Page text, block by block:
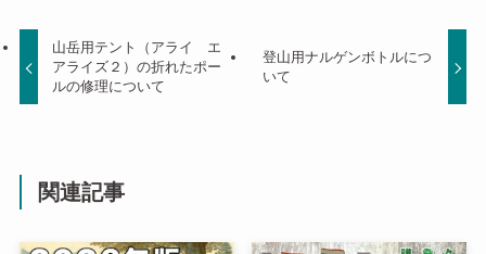
山岳用テント（アライ エ
アライズ２）の折れたポー
ルの修理について
登山用ナルゲンボトルにつ
いて
関連記事